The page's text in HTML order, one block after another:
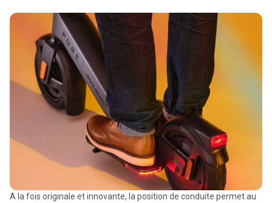
A la fois originale et innovante, la position de conduite permet au